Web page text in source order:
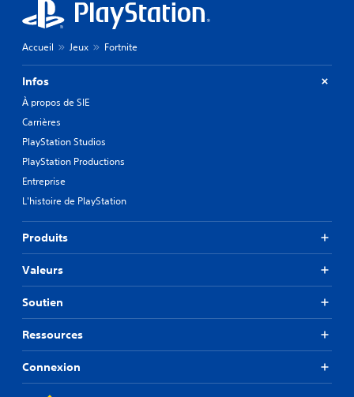
Accueil Jeux Fortnite
Infos
À propos de SIE
Carrières
PlayStation Studios
PlayStation Productions
Entreprise
L'histoire de PlayStation
Produits
Valeurs
Soutien
Ressources
Connexion